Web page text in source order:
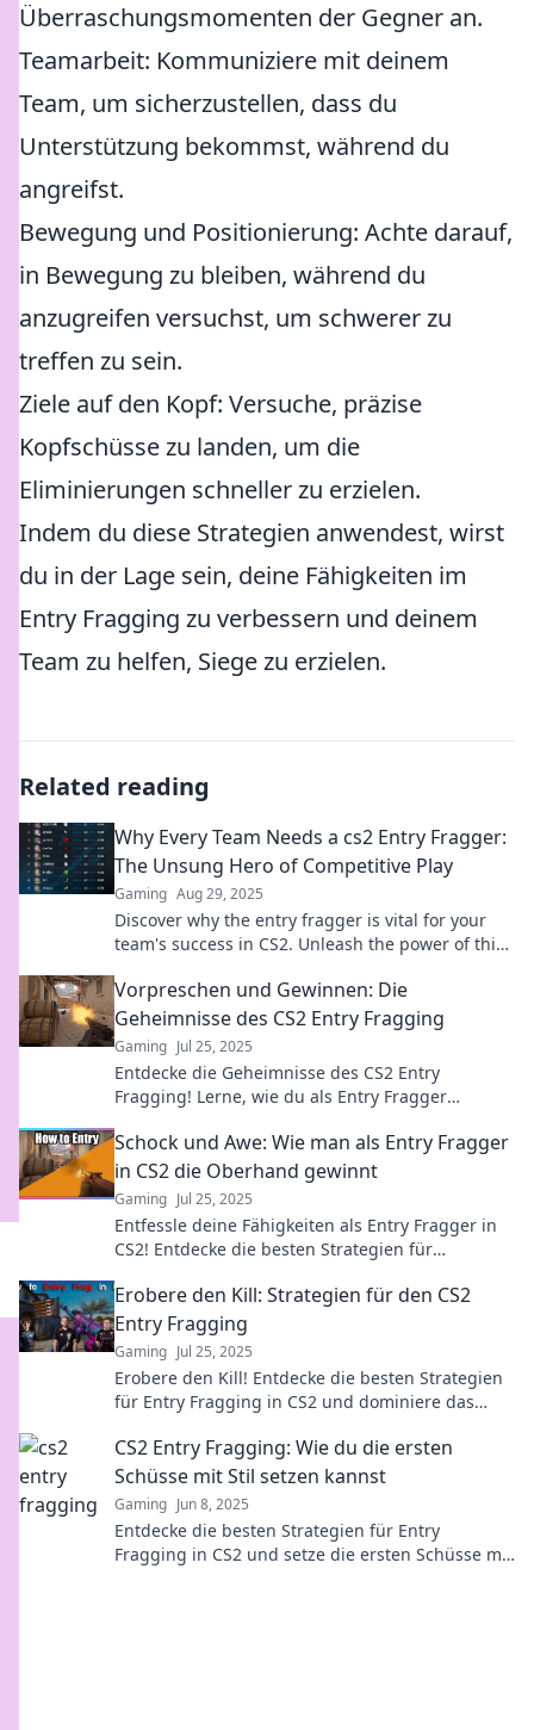
Überraschungsmomenten der Gegner an.
Teamarbeit: Kommuniziere mit deinem
Team, um sicherzustellen, dass du
Unterstützung bekommst, während du
angreifst.
Bewegung und Positionierung: Achte darauf,
in Bewegung zu bleiben, während du
anzugreifen versuchst, um schwerer zu
treffen zu sein.
Ziele auf den Kopf: Versuche, präzise
Kopfschüsse zu landen, um die
Eliminierungen schneller zu erzielen.
Indem du diese Strategien anwendest, wirst
du in der Lage sein, deine Fähigkeiten im
Entry Fragging zu verbessern und deinem
Team zu helfen, Siege zu erzielen.
Related reading
Why Every Team Needs a cs2 Entry Fragger:
The Unsung Hero of Competitive Play
Gaming Aug 29, 2025
Discover why the entry fragger is vital for your
team's success in CS2. Unleash the power of this
Vorpreschen und Gewinnen: Die
Geheimnisse des CS2 Entry Fragging
Gaming Jul 25, 2025
Entdecke die Geheimnisse des CS2 Entry
Fragging! Lerne, wie du als Entry Fragger
Schock und Awe: Wie man als Entry Fragger
in CS2 die Oberhand gewinnt
Gaming Jul 25, 2025
Entfessle deine Fähigkeiten als Entry Fragger in
CS2! Entdecke die besten Strategien für
Erobere den Kill: Strategien für den CS2
Entry Fragging
Gaming Jul 25, 2025
Erobere den Kill! Entdecke die besten Strategien
für Entry Fragging in CS2 und dominiere das
CS2 Entry Fragging: Wie du die ersten
Schüsse mit Stil setzen kannst
Gaming Jun 8, 2025
Entdecke die besten Strategien für Entry
Fragging in CS2 und setze die ersten Schüsse mit